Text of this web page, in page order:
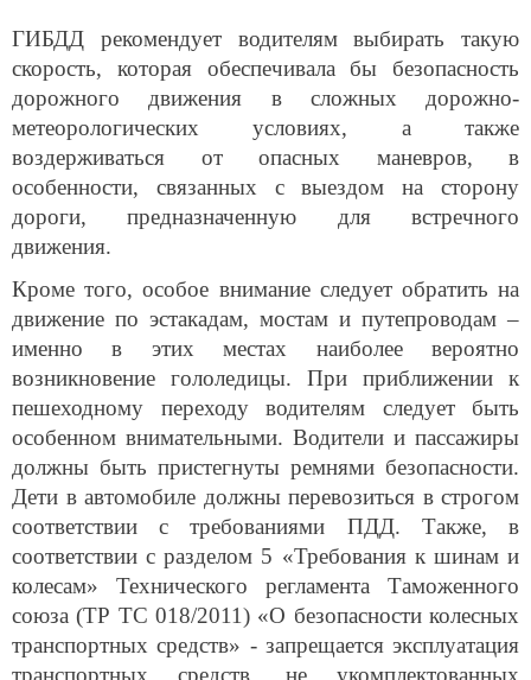
ГИБДД рекомендует водителям выбирать такую
скорость, которая обеспечивала бы безопасность
дорожного движения в сложных дорожно-
метеорологических условиях, а также
воздерживаться от опасных маневров, в
особенности, связанных с выездом на сторону
дороги, предназначенную для встречного
движения.
Кроме того, особое внимание следует обратить на
движение по эстакадам, мостам и путепроводам –
именно в этих местах наиболее вероятно
возникновение гололедицы. При приближении к
пешеходному переходу водителям следует быть
особенном внимательными. Водители и пассажиры
должны быть пристегнуты ремнями безопасности.
Дети в автомобиле должны перевозиться в строгом
соответствии с требованиями ПДД. Также, в
соответствии с разделом 5 «Требования к шинам и
колесам» Технического регламента Таможенного
союза (ТР ТС 018/2011) «О безопасности колесных
транспортных средств» - запрещается эксплуатация
транспортных средств, не укомплектованных